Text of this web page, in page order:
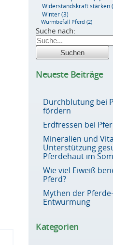
Widerstandskraft stärken
Winter(3)
Wurmbefall Pferd (2)
Suche nach:
Neueste Beiträge
Durchblutung bei
fördern
Erdfressen bei
Mineralien und
Unterstützung
Pferdehaut im
Wie viel Eiweiß
Pferd?
Mythen der Pferde-
Entwurmung
Kategorien